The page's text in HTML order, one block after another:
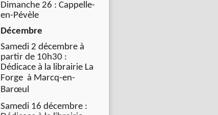
Dimanche 26 : Cappelle-
en-Pévèle
Décembre
Samedi 2 décembre à
partir de 10h30 :
Dédicace à la librairie La
Forge à Marcq-en-
Barœul
Samedi 16 décembre :